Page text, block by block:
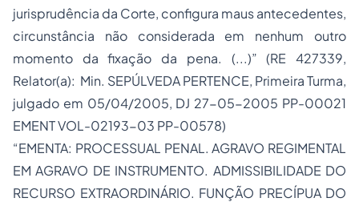
jurisprudência da Corte, configura maus antecedentes,
circunstância não considerada em nenhum outro
momento da fixação da pena. (...)” (RE 427339,
Relator(a): Min. SEPÚLVEDA PERTENCE, Primeira Turma,
julgado em 05/04/2005, DJ 27-05-2005 PP-00021
EMENT VOL-02193-03 PP-00578)
“EMENTA: PROCESSUAL PENAL.AGRAVO REGIMENTAL
EM AGRAVO DE INSTRUMENTO. ADMISSIBILIDADE DO
RECURSO EXTRAORDINÁRIO. FUNÇÃO PRECÍPUA DO